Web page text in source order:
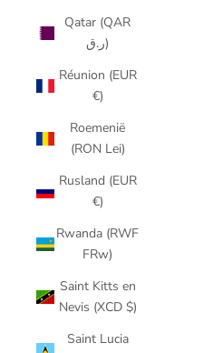
Qatar (QAR
ر.ق)
Réunion (EUR
€)
Roemenië
(RON Lei)
Rusland (EUR
€)
Rwanda (RWF
FRw)
Saint Kitts en
Nevis (XCD $)
Saint Lucia